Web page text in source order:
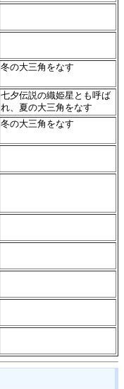
冬の大三角をなす
七夕伝説の織姫星とも呼ば
れ、夏の大三角をなす
冬の大三角をなす